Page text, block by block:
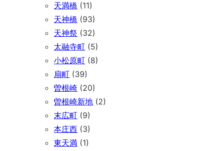
天満橋 (11)
天神橋 (93)
天神祭 (32)
太融寺町 (5)
小松原町 (8)
扇町 (39)
曽根崎 (20)
曽根崎新地 (2)
末広町 (9)
本庄西 (3)
東天満 (1)